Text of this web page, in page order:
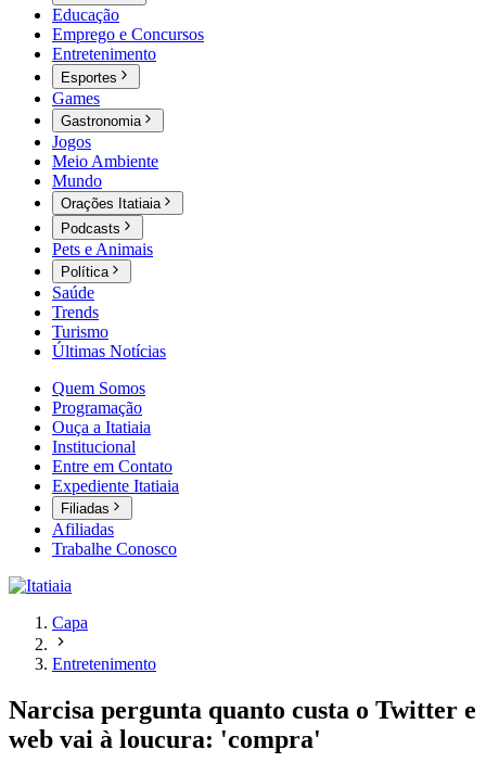
Educação
Emprego e Concursos
Entretenimento
Esportes
Games
Gastronomia
Jogos
Meio Ambiente
Mundo
Orações Itatiaia
Podcasts
Pets e Animais
Política
Saúde
Trends
Turismo
Últimas Notícias
Quem Somos
Programação
Ouça a Itatiaia
Institucional
Entre em Contato
Expediente Itatiaia
Filiadas
Afiliadas
Trabalhe Conosco
Capa
Entretenimento
Narcisa pergunta quanto custa o Twitter e
web vai à loucura: 'compra'